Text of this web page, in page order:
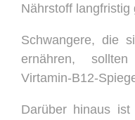
Nährstoff langfristig
Schwangere, die
ernähren,
Virtamin-B12-
Darüber hinaus